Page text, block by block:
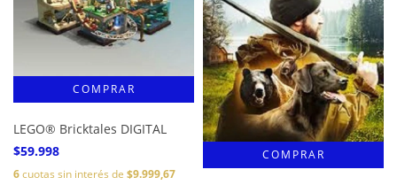
LEGO® Bricktales DIGITAL
$59.998
6cuotas sin interés de $9.999,67